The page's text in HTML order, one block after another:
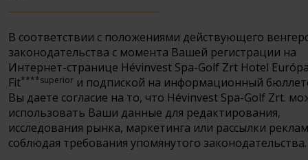
В соответствии с положениями действующего
законодательства с момента Вашей регистрации на
Интернет-странице Hévinvest Spa-Golf Zrt Hotel
Fit****superior и подпиской на информационный
Вы даете согласие на то, что Hévinvest Spa-Golf Zrt.
использовать Ваши данные для редактирования,
исследования рынка, маркетинга или рассылки
соблюдая требования упомянутого законодательства.